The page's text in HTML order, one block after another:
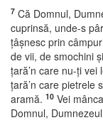
7 Că Domnul,
cuprinsă, unde-s
ţâşnesc prin
de vii, de smochini
ţară’n care nu-ţi vei
ţară’n care pietrele
aramă. 10 Vei
Domnul,